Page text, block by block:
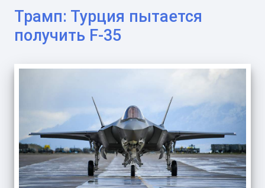
Трамп: Турция пытается
получить F-35